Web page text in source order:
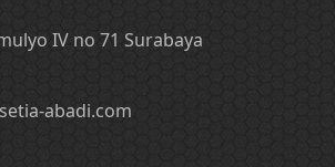
IV no 71 Surabaya
abadi.com